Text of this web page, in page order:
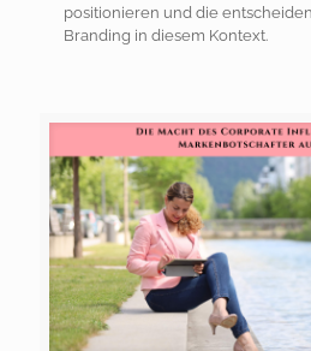
positionieren und die
Branding in diesem Kontext.